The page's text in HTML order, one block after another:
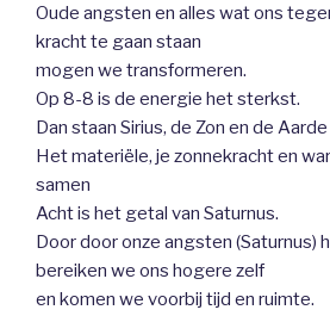
Oude angsten en alles wat ons
kracht te gaan staan
mogen we transformeren.
Op 8-8 is de energie het sterkst.
Dan staan Sirius, de Zon en de
Het materiële, je zonnekracht en
samen
Acht is het getal van Saturnus.
Door door onze angsten (Saturnus)
bereiken we ons hogere zelf
en komen we voorbij tijd en ruimte.